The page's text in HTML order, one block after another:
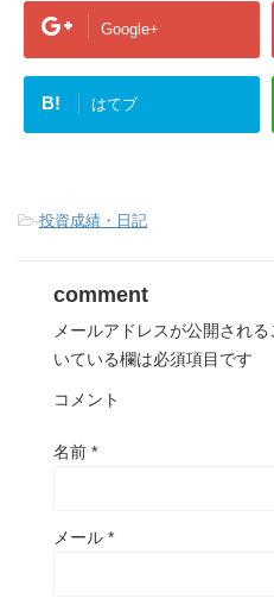
Google+
B! はてブ
-投資成績・日記
comment
メールアドレスが公開される
いている欄は必須項目です
コメント
名前 *
メール *